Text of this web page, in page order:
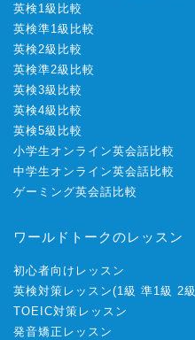
英検1級比較
英検準1級比較
英検2級比較
英検準2級比較
英検3級比較
英検4級比較
英検5級比較
小学生オンライン英会話比較
中学生オンライン英会話比較
ゲーミング英会話比較
ワールドトークのレッスン
初心者向けレッスン
英検対策レッスン(1級 準1級 2級
TOEIC対策レッスン
発音矯正レッスン